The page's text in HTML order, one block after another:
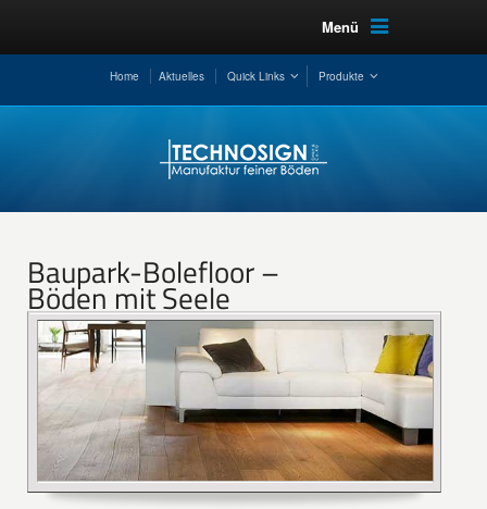
Menü
Home Aktuelles Quick Links Produkte
Baupark-Bolefloor –
Böden mit Seele